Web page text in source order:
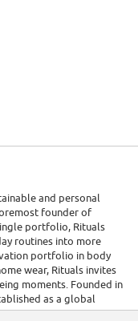
and personal
founder of
portfolio, Rituals
routines into more
portfolio in body
wear, Rituals invites
moments. Founded in
as a global
cities such as